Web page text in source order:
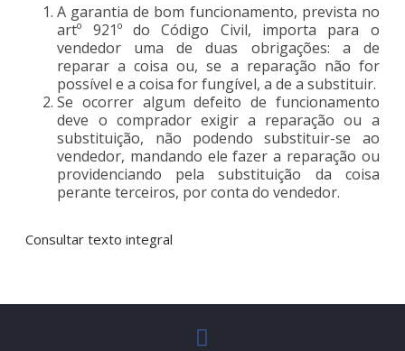
A garantia de bom funcionamento, prevista no
artº 921º do Código Civil, importa para o
vendedor uma de duas obrigações: a de
reparar a coisa ou, se a reparação não for
possível e a coisa for fungível, a de a substituir.
Se ocorrer algum defeito de funcionamento
deve o comprador exigir a reparação ou a
substituição, não podendo substituir-se ao
vendedor, mandando ele fazer a reparação ou
providenciando pela substituição da coisa
perante terceiros, por conta do vendedor.
Consultar texto integral